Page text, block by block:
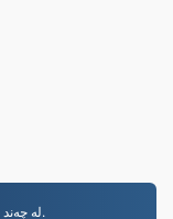
- لە چەند خولەکێکدا دامەزرێنەرەکەت بکڕە.